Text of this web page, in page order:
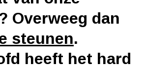
Overweeg dan
steunen.
heeft het hard